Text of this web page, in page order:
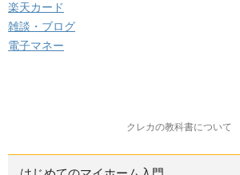
楽天カード
雑談・ブログ
電子マネー
クレカの教科書について